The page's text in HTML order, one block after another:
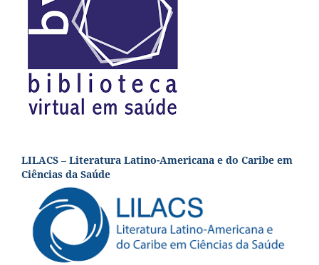
LILACS – Literatura Latino-Americana e do Caribe em
Ciências da Saúde